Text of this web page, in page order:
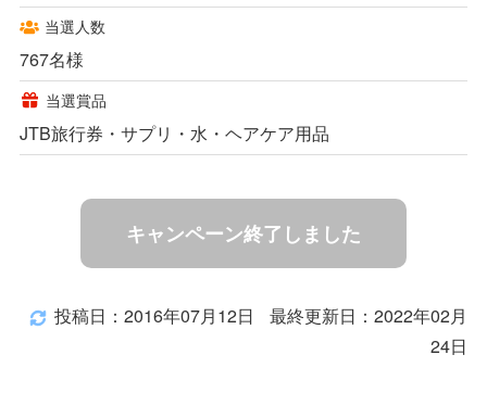
当選人数
767名様
当選賞品
JTB旅行券・サプリ・水・ヘアケア用品
キャンペーン終了しました
投稿日：2016年07月12日
最終更新日：2022年02月
24日